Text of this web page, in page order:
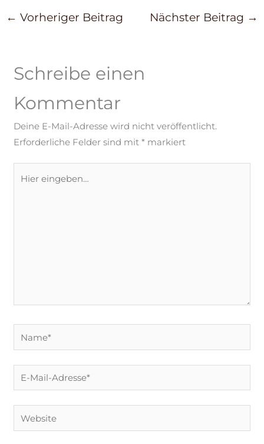
← Vorheriger Beitrag Nächster Beitrag →
Schreibe einen
Kommentar
Deine E-Mail-Adresse wird nicht veröffentlicht.
Erforderliche Felder sind mit* markiert
eingeben…
Name*
E-
Mail-
Adresse*
Website